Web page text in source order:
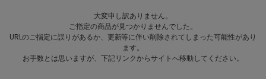
大変申し訳ありません。
ご指定の商品が見つかりませんでした。
URLのご指定に誤りがあるか、更新等に伴い削除されてしまった可能性があり
ます。
お手数とは思いますが、下記リンクからサイトへ移動してください。